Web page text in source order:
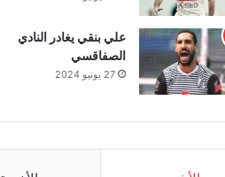
علي بنقي يغادر النادي
الصفاقسي
27 يونيو 2024